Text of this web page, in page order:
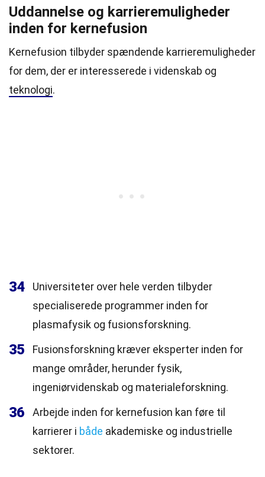
Uddannelse og karrieremuligheder
inden for kernefusion
Kernefusion tilbyder spændende karrieremuligheder
for dem, der er interesserede i videnskab og
teknologi.
34
Universiteter over hele verden tilbyder
specialiserede programmer inden for
plasmafysik og fusionsforskning.
35
Fusionsforskning kræver eksperter inden for
mange områder, herunder fysik,
ingeniørvidenskab og materialeforskning.
36
Arbejde inden for kernefusion kan føre til
karrierer i både akademiske og industrielle
sektorer.